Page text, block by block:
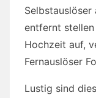
entfernt
Hochzeit auf,
Fernauslöser
Lustig sind